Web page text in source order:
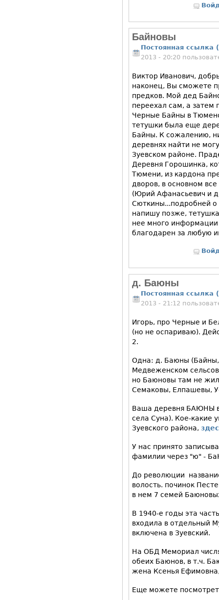
Байновы
Постоянная ссылка
2013 - 20:20
Виктор Иванович,
наконец, Вы сможете
предков. Мой дед
переехал сам, а затем
Черные Байны в
тетушки была еще
Байны. К сожалению,
деревнях найти не
Зуевском районе.
Деревня Горошинка,
Тюмени, из кардона
дворов, в основном
(Юрий Афанасьевич и
Сюткины...подробней
напишу позже,
нее много информации
благодарен за любую
д. Баюны
Постоянная ссылка
2013 - 21:12
Игорь, про Черные и
(но не оспариваю).
2.
Одна: д. Баюны
Медвеженском
но Баюновы там не
Семаковы, Елпашевы,
Ваша деревня БАЮНЫ
села Суна). Кое-какие
Зуевского района,
У нас принято
фамилии через "ю" -
До революции
волость. починок
в нем 7 семей
В 1940-е годы эта
входила в отдельный
включена в Зуевский.
На ОБД Мемориал
обеих Баюнов, в т.ч.
жена Ксенья
Еще можете